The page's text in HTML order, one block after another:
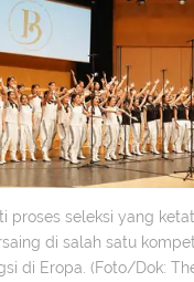
proses seleksi yang
di salah satu
di Eropa. (Foto/Dok: